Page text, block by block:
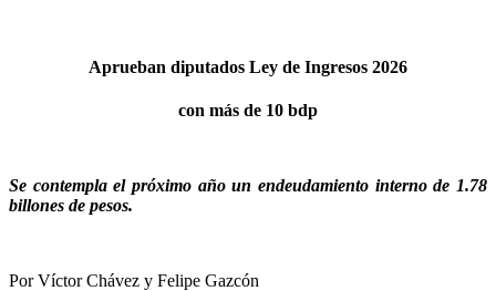
Aprueban diputados Ley de Ingresos 2026
con más de 10 bdp
Se contempla el próximo año un endeudamiento interno de 1.78
billones de pesos.
Por Víctor Chávez y Felipe Gazcón